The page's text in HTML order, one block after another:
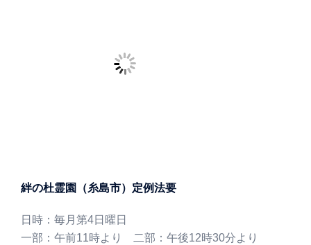
絆の杜霊園（糸島市）定例法要
日時：毎月第4日曜日
一部：午前11時より 二部：午後12時30分より